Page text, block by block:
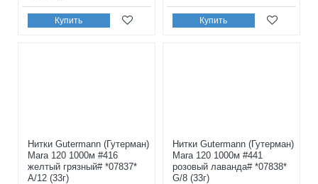
Купить Купить
Нитки Gutermann (Гутерман)
Mara 120 1000м #416
желтый грязный# *07837*
A/12 (33г)
Нитки Gutermann (Гутерман)
Mara 120 1000м #441
розовый лаванда# *07838*
G/8 (33г)